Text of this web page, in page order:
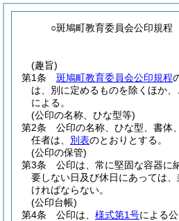
○斑鳩町教育委員会公印規程
(趣旨)
第1条
斑鳩町教育委員会公印規程
は、別に定めるものを除くほか
による。
(公印の名称、ひな型等)
第2条
公印の名称、ひな型、書体
任者は、 別表のとおりとする。
(公印の保管)
第3条
公印は、常に堅固な容器に
要しない日及び休日にあっては
ければならない。
(公印台帳)
第4条
公印は、 様式第1号による